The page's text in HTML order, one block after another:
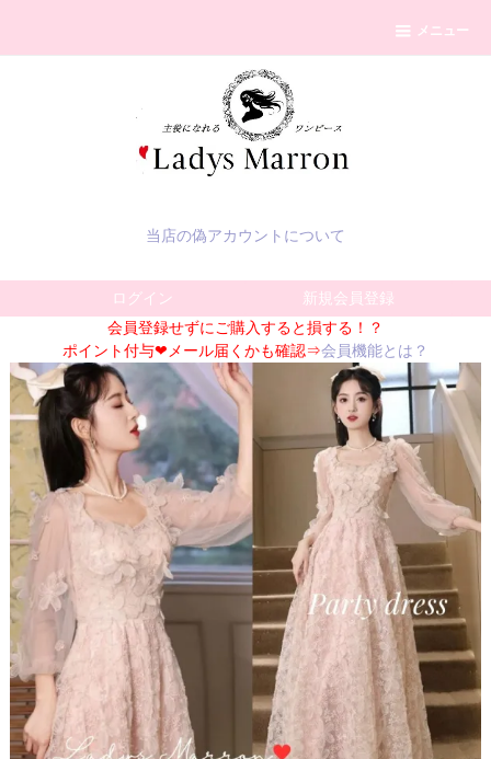
メニュー
当店の偽アカウントについて
ログイン
新規会員登録
会員登録せずにご購入すると損する！？
ポイント付与❤メール届くかも確認⇒会員機能とは？